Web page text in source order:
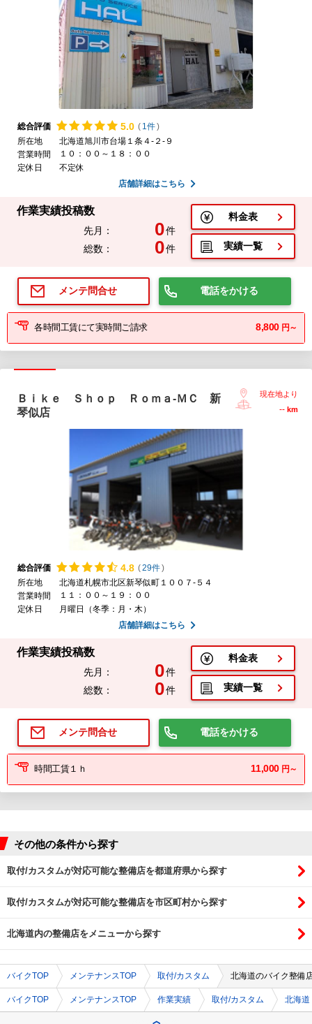
総合評価 5.0 ( 1件)
所在地
北海道旭川市台場１条４-２-９
営業時間
１０：００～１８：００
定休日
不定休
店舗詳細はこちら
作業実績投稿数
先月： 0件
総数：
0件
料金表
実績一覧
メンテ問合せ 電話をかける
各時間工賃にて実時間ご請求 8,800 円～
Ｂｉｋｅ Ｓｈｏｐ Ｒｏｍａ-ＭＣ 新
琴似店
現在地より
-- km
総合評価 4.8 (29件)
所在地
北海道札幌市北区新琴似町１００７-５４
営業時間
１１：００～１９：００
定休日
月曜日（冬季：月・木）
店舗詳細はこちら
作業実績投稿数
先月： 0件
総数：
0件
料金表
実績一覧
メンテ問合せ 電話をかける
時間工賃１ｈ 11,000 円～
その他の条件から探す
取付/カスタムが対応可能な整備店を都道府県から探す
取付/カスタムが対応可能な整備店を市区町村から探す
北海道内の整備店をメニューから探す
バイクTOP メンテナンスTOP 取付/カスタム 北海道のバイク整備
バイクTOP メンテナンスTOP 作業実績 取付/カスタム 北海道